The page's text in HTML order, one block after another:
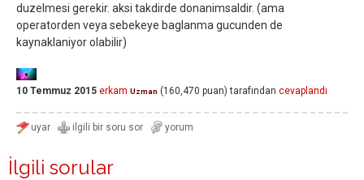
duzelmesi gerekir. aksi takdirde donanimsaldir. (ama
operatorden veya sebekeye baglanma gucunden de
kaynaklaniyor olabilir)
10 Temmuz 2015 erkam Uzman (160,470 puan) tarafından cevaplandı
İlgili sorular